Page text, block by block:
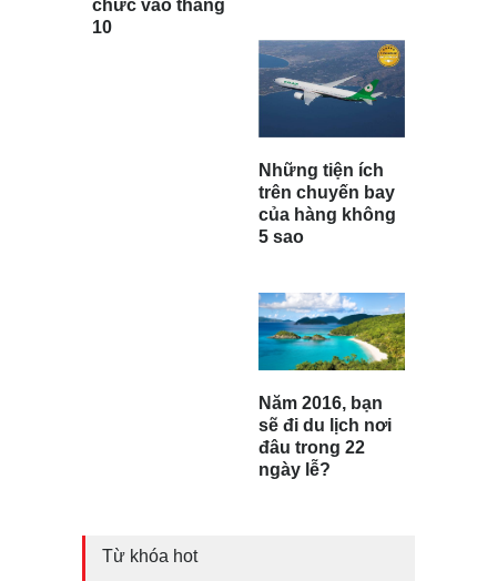
chức vào tháng
10
Những tiện ích
trên chuyến bay
của hàng không
5 sao
Năm 2016, bạn
sẽ đi du lịch nơi
đâu trong 22
ngày lễ?
Từ khóa hot